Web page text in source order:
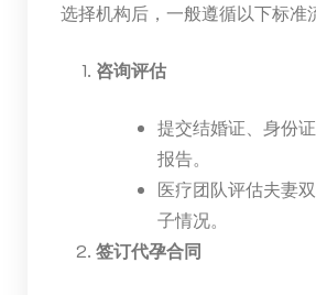
选择机构后，一般遵循以下标准
咨询评估
提交结婚证、身份
报告。
医疗团队评估夫妻
子情况。
签订代孕合同